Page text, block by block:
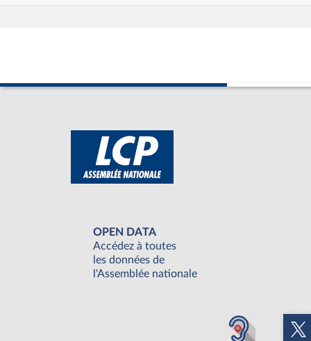
OPEN DATA
Accédez à toutes
les données de
l'Assemblée nationale